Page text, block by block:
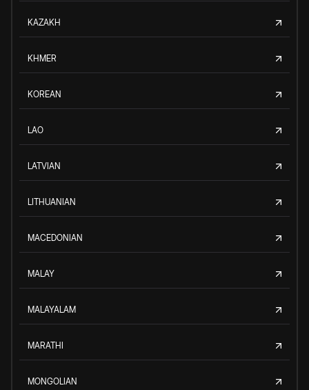
KAZAKH
KHMER
KOREAN
LAO
LATVIAN
LITHUANIAN
MACEDONIAN
MALAY
MALAYALAM
MARATHI
MONGOLIAN